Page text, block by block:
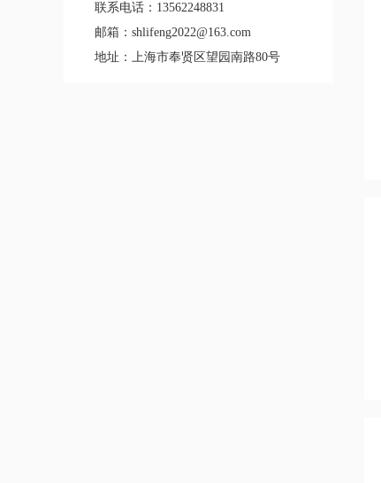
联系电话：13562248831
邮箱：shlifeng2022@163.com
地址：上海市奉贤区望园南路80号